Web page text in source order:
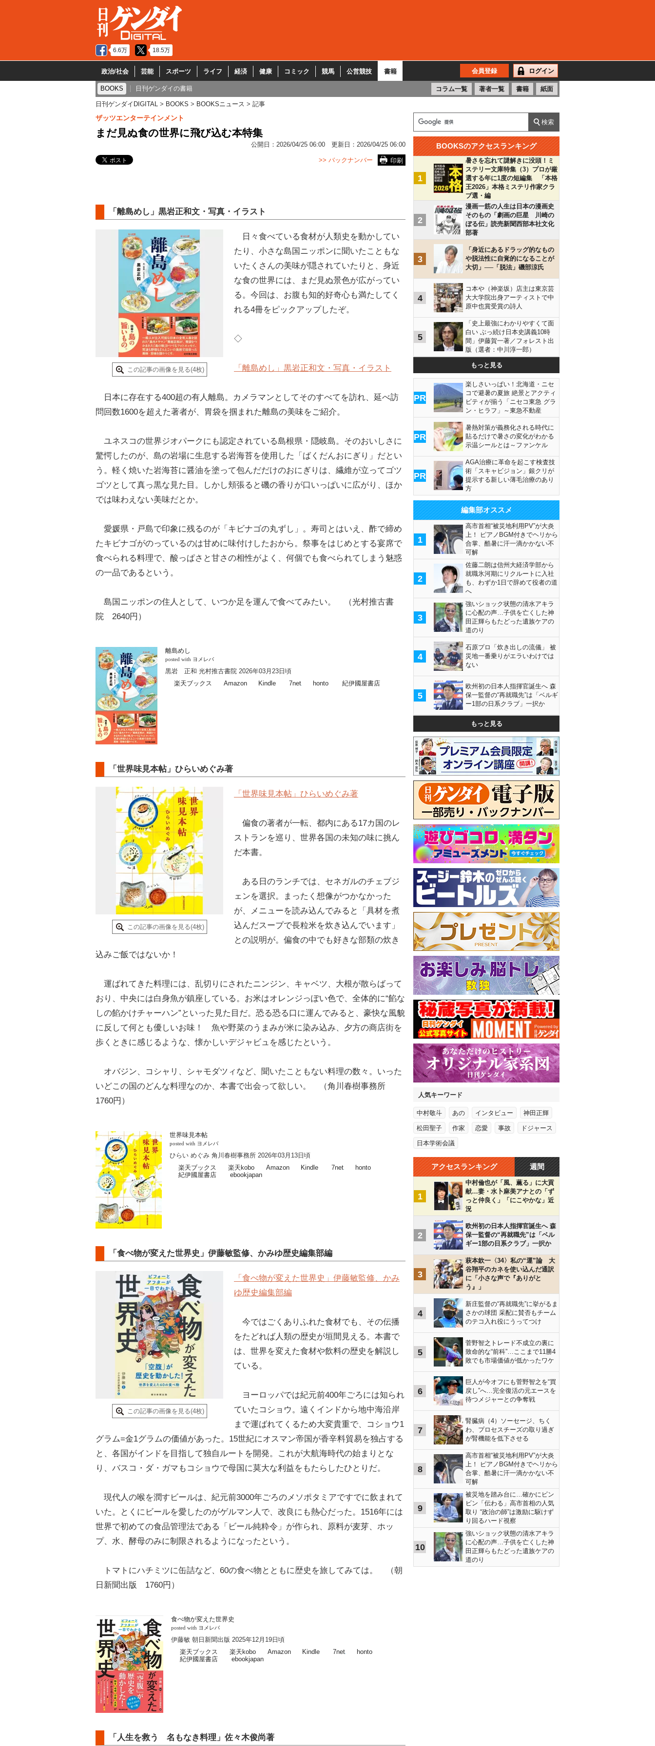
6.6万 18.5万
政治/社会 芸能 スポーツ ライフ 経済 健康 コミック 競馬 公営競技 書籍 会員登録 ログイン
BOOKS 日刊ゲンダイの書籍 コラム一覧 著者一覧 書籍 紙面
日刊ゲンダイDIGITAL BOOKS BOOKSニュース 記事
ザッツエンターテインメント
まだ見ぬ食の世界に飛び込む本特集
公開日： 2026/04/25 06:00 更新日： 2026/04/25 06:00
印刷
>> バックナンバー
「離島めし」黒岩正和文・写真・イラスト
この記事の画像を見る(4枚)
日々食べている食材が人類史を動かしてい
たり、小さな島国ニッポンに聞いたこともな
いたくさんの美味が隠されていたりと、身近
な食の世界には、まだ見ぬ景色が広がってい
る。今回は、お腹も知的好奇心も満たしてく
れる4冊をピックアップしたぞ。
◇
「離島めし」黒岩正和文・写真・イラスト
日本に存在する400超の有人離島。カメラマンとしてそのすべてを訪れ、延べ訪
問回数1600を超えた著者が、胃袋を掴まれた離島の美味をご紹介。
ユネスコの世界ジオパークにも認定されている島根県・隠岐島。そのおいしさに
驚愕したのが、島の岩場に生息する岩海苔を使用した「ばくだんおにぎり」だとい
う。軽く焼いた岩海苔に醤油を塗って包んだだけのおにぎりは、繊維が立ってゴツ
ゴツとして真っ黒な見た目。しかし頬張ると磯の香りが口いっぱいに広がり、ほか
では味わえない美味だとか。
愛媛県・戸島で印象に残るのが「キビナゴの丸ずし」。寿司とはいえ、酢で締め
たキビナゴがのっているのは甘めに味付けしたおから。祭事をはじめとする宴席で
食べられる料理で、酸っぱさと甘さの相性がよく、何個でも食べられてしまう魅惑
の一品であるという。
島国ニッポンの住人として、いつか足を運んで食べてみたい。 （光村推古書
院 2640円）
離島めし
posted with ヨメレバ
黒岩 正和 光村推古書院 2026年03月23日頃
楽天ブックス
Amazon Kindle 7net honto 紀伊國屋書店
「世界味見本帖」ひらいめぐみ著
この記事の画像を見る(4枚)
「世界味見本帖」ひらいめぐみ著
偏食の著者が一転、都内にある17カ国のレ
ストランを巡り、世界各国の未知の味に挑ん
だ本書。
ある日のランチでは、セネガルのチェブジ
ェンを選択。まったく想像がつかなかった
が、メニューを読み込んでみると「具材を煮
込んだスープで長粒米を炊き込んでいます」
との説明が。偏食の中でも好きな部類の炊き
込みご飯ではないか！
運ばれてきた料理には、乱切りにされたニンジン、キャベツ、大根が散らばって
おり、中央には白身魚が鎮座している。お米はオレンジっぽい色で、全体的に“餡な
しの餡かけチャーハン”といった見た目だ。恐る恐る口に運んでみると、豪快な風貌
に反して何とも優しいお味！ 魚や野菜のうまみが米に染み込み、夕方の商店街を
歩くときに感じるような、懐かしいデジャビュを感じたという。
オバジン、コシャリ、シャモダツィなど、聞いたこともない料理の数々。いった
いどこの国のどんな料理なのか、本書で出会って欲しい。 （角川春樹事務所
1760円）
世界味見本帖
posted with ヨメレバ
ひらい めぐみ 角川春樹事務所 2026年03月13日頃
楽天ブックス
楽天kobo Amazon Kindle 7net
honto
紀伊國屋書店
ebookjapan
「食べ物が変えた世界史」伊藤敏監修、かみゆ歴史編集部編
この記事の画像を見る(4枚)
「食べ物が変えた世界史」伊藤敏監修、かみ
ゆ歴史編集部編
今ではごくありふれた食材でも、その伝播
をたどれば人類の歴史が垣間見える。本書で
は、世界を変えた食材や飲料の歴史を解説し
ている。
ヨーロッパでは紀元前400年ごろには知られ
ていたコショウ。遠くインドから地中海沿岸
まで運ばれてくるため大変貴重で、コショウ1
グラム=金1グラムの価値があった。15世紀にオスマン帝国が香辛料貿易を独占する
と、各国がインドを目指して独自ルートを開発。これが大航海時代の始まりとな
り、バスコ・ダ・ガマもコショウで母国に莫大な利益をもたらしたひとりだ。
現代人の喉を潤すビールは、紀元前3000年ごろのメソポタミアですでに飲まれて
いた。とくにビールを愛したのがゲルマン人で、改良にも熱心だった。1516年には
世界で初めての食品管理法である「ビール純粋令」が作られ、原料が麦芽、ホッ
プ、水、酵母のみに制限されるようになったという。
トマトにハチミツに缶詰など、60の食べ物とともに歴史を旅してみては。 （朝
日新聞出版 1760円）
食べ物が変えた世界史
posted with ヨメレバ
伊藤敏 朝日新聞出版 2025年12月19日頃
楽天ブックス
楽天kobo Amazon Kindle 7net
honto
紀伊國屋書店
ebookjapan
「人生を救う 名もなき料理」佐々木俊尚著
BOOKSのアクセスランキング
1
暑さを忘れて謎解きに没頭！ミ
ステリー文庫特集（3）プロが厳
選する年に1度の短編集 「本格
王2026」本格ミステリ作家クラ
ブ選・編
2
漫画一筋の人生は日本の漫画史
そのもの「劇画の巨星 川崎の
ぼる伝」読売新聞西部本社文化
部著
3
「身近にあるドラッグ的なもの
や脱法性に自覚的になることが
大切」──「脱法」磯部涼氏
4
コ本や（神楽坂）店主は東京芸
大大学院出身アーティストで中
原中也賞受賞の詩人
5
「史上最強にわかりやすくて面
白い ぶっ続け日本史講義10時
間」伊藤賀一著／フォレスト出
版（選者：中川淳一郎）
もっと見る
PR
楽しさいっぱい！北海道・ニセ
コで避暑の夏旅 絶景とアクティ
ビティが揃う「ニセコ東急 グラ
ン・ヒラフ」～東急不動産
PR
暑熱対策が義務化される時代に
貼るだけで暑さの変化がわかる
示温シールとは～ファンケル
PR
AGA治療に革命を起こす検査技
術「スキャビジョン」銀クリが
提示する新しい薄毛治療のあり
方
編集部オススメ
1
高市首相“被災地利用PV”が大炎
上！ ピアノBGM付きでヘリから
合掌、酷暑に汗一滴かかない不
可解
2
佐藤二朗は信州大経済学部から
就職氷河期にリクルートに入社
も、わずか1日で辞めて役者の道
へ
3
強いショック状態の清水アキラ
に心配の声…子供を亡くした神
田正輝らもたどった遺族ケアの
道のり
4
石原プロ「炊き出しの流儀」 被
災地一番乗りがエラいわけでは
ない
5
欧州初の日本人指揮官誕生へ 森
保一監督の“再就職先”は「ベルギ
ー1部の日系クラブ」一択か
もっと見る
人気キーワード
中村敬斗 あの インタビュー 神田正輝
松田聖子 作家 恋愛 事故 ドジャース
日本学術会議
アクセスランキング 週間
1
中村倫也が「風、薫る」に大貢
献…妻・水卜麻美アナとの「ず
っと仲良く」「にこやかな」近
況
2
欧州初の日本人指揮官誕生へ 森
保一監督の“再就職先”は「ベル
ギー1部の日系クラブ」一択か
3
萩本欽一〈34〉私の“運”論 大
谷翔平のカネを使い込んだ通訳
に「小さな声で『ありがと
う』」
4
新庄監督の“再就職先”に挙がるま
さかの球団 采配に賛否もチーム
のテコ入れ役にうってつけ
5
菅野智之トレード不成立の裏に
致命的な“前科”…ここまで11勝4
敗でも市場価値が低かったワケ
6
巨人が今オフにも菅野智之を“買
戻し”へ…完全復活の元エースを
待つメジャーとの争奪戦
7
腎臓病（4）ソーセージ、ちく
わ、プロセスチーズの取り過ぎ
が腎機能を低下させる
8
高市首相“被災地利用PV”が大炎
上！ ピアノBGM付きでヘリから
合掌、酷暑に汗一滴かかない不
可解
9
被災地を踏み台に…確かにビン
ビン「伝わる」高市首相の人気
取り “政治の師”は激励に駆けず
り回るハード視察
10
強いショック状態の清水アキラ
に心配の声…子供を亡くした神
田正輝らもたどった遺族ケアの
道のり